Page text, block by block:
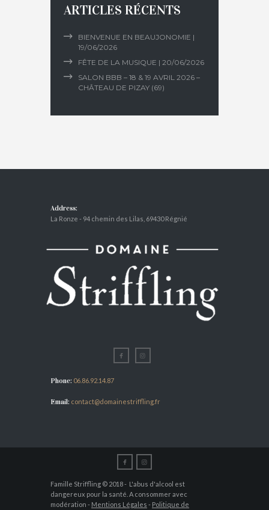
ARTICLES RÉCENTS
BIENVENUE EN BEAUJONOMIE |
19/06/2026
FÊTE DE LA MUSIQUE | 20/06/2026
SALON BBB – 18 & 19 AVRIL 2026 –
CHÂTEAU DE PIZAY (69)
Address:
La Ronze - 94 chemin des Lilas, 69430 Régnié
Phone: 06.86.92.14.87
Email: contact@domainestriffling.fr
Famille Striffling © 2018 - L'abus d'alcool est
dangereux pour la santé. A consommer avec
modération - Mentions Légales - Politique de